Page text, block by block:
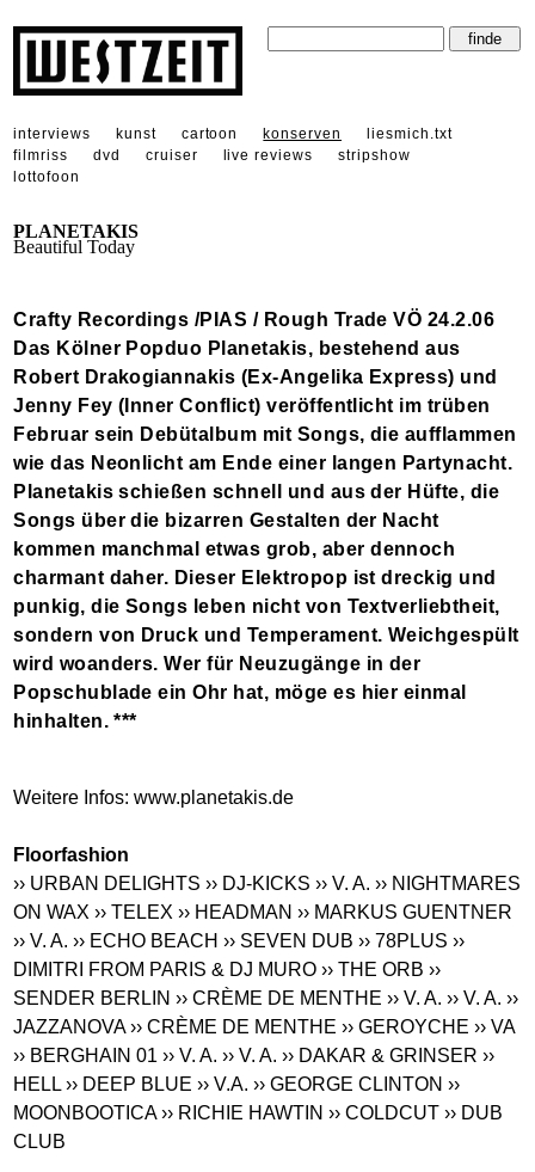
interviews kunst cartoon konserven
liesmich.txt
filmriss
dvd cruiser live reviews
stripshow
lottofoon
PLANETAKIS
Beautiful Today
Crafty Recordings /PIAS / Rough Trade VÖ 24.2.06
Das Kölner Popduo Planetakis, bestehend aus
Robert Drakogiannakis (Ex-Angelika Express) und
Jenny Fey (Inner Conflict) veröffentlicht im trüben
Februar sein Debütalbum mit Songs, die aufflammen
wie das Neonlicht am Ende einer langen Partynacht.
Planetakis schießen schnell und aus der Hüfte, die
Songs über die bizarren Gestalten der Nacht
kommen manchmal etwas grob, aber dennoch
charmant daher. Dieser Elektropop ist dreckig und
punkig, die Songs leben nicht von Textverliebtheit,
sondern von Druck und Temperament. Weichgespült
wird woanders. Wer für Neuzugänge in der
Popschublade ein Ohr hat, möge es hier einmal
hinhalten. ***
Weitere Infos:www.planetakis.de
Floorfashion
›› URBAN DELIGHTS ›› DJ-KICKS ›› V. A. ›› NIGHTMARES
ON WAX ›› TELEX ›› HEADMAN ›› MARKUS GUENTNER
›› V. A. ›› ECHO BEACH ›› SEVEN DUB ›› 78PLUS ››
DIMITRI FROM PARIS & DJ MURO ›› THE ORB ››
SENDER BERLIN ›› CRÈME DE MENTHE ›› V. A. ›› V. A. ››
JAZZANOVA ›› CRÈME DE MENTHE ›› GEROYCHE ›› VA
›› BERGHAIN 01 ›› V. A. ›› V. A. ›› DAKAR & GRINSER ››
HELL ›› DEEP BLUE ›› V.A. ›› GEORGE CLINTON ››
MOONBOOTICA ›› RICHIE HAWTIN ›› COLDCUT ›› DUB
CLUB